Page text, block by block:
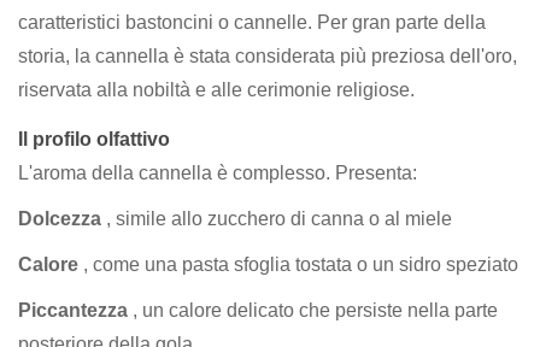
caratteristici bastoncini o cannelle. Per gran parte della
storia, la cannella è stata considerata più preziosa dell'oro,
riservata alla nobiltà e alle cerimonie religiose.
Il profilo olfattivo
L'aroma della cannella è complesso. Presenta:
Dolcezza , simile allo zucchero di canna o al miele
Calore , come una pasta sfoglia tostata o un sidro speziato
Piccantezza , un calore delicato che persiste nella parte